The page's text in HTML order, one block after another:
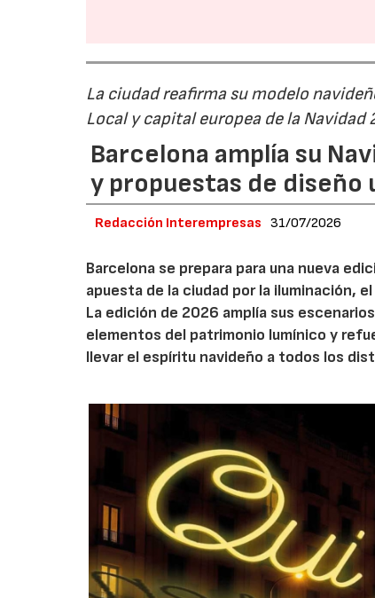
La ciudad reafirma su modelo
Local y capital europea de la Navidad
Barcelona amplía su
y propuestas de diseño
Redacción Interempresas 31/07/2026
Barcelona se prepara para una nueva
apuesta de la ciudad por la iluminación,
La edición de 2026 amplía sus
elementos del patrimonio lumínico y
llevar el espíritu navideño a todos los